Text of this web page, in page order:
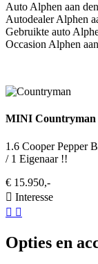
Auto Alphen aan
Autodealer Alphen
Gebruikte auto
Occasion Alphen
MINI Countryman
1.6 Cooper Pepper
/ 1 Eigenaar !!
€ 15.950,-
Interesse
Opties en